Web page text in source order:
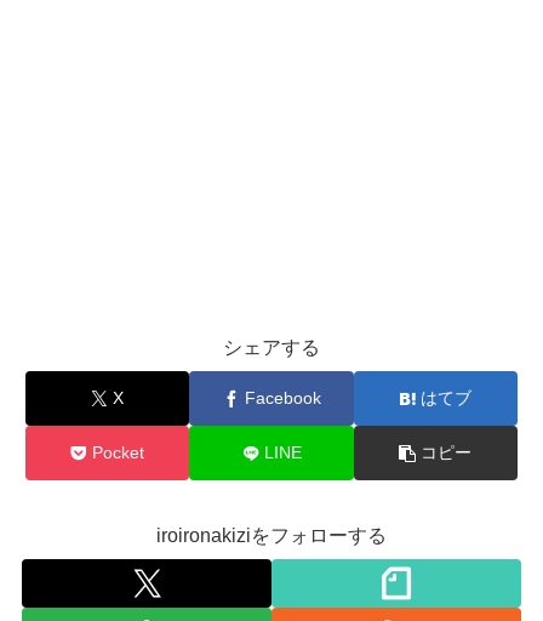
シェアする
X Facebook はてブ
Pocket LINE コピー
iroironakiziをフォローする